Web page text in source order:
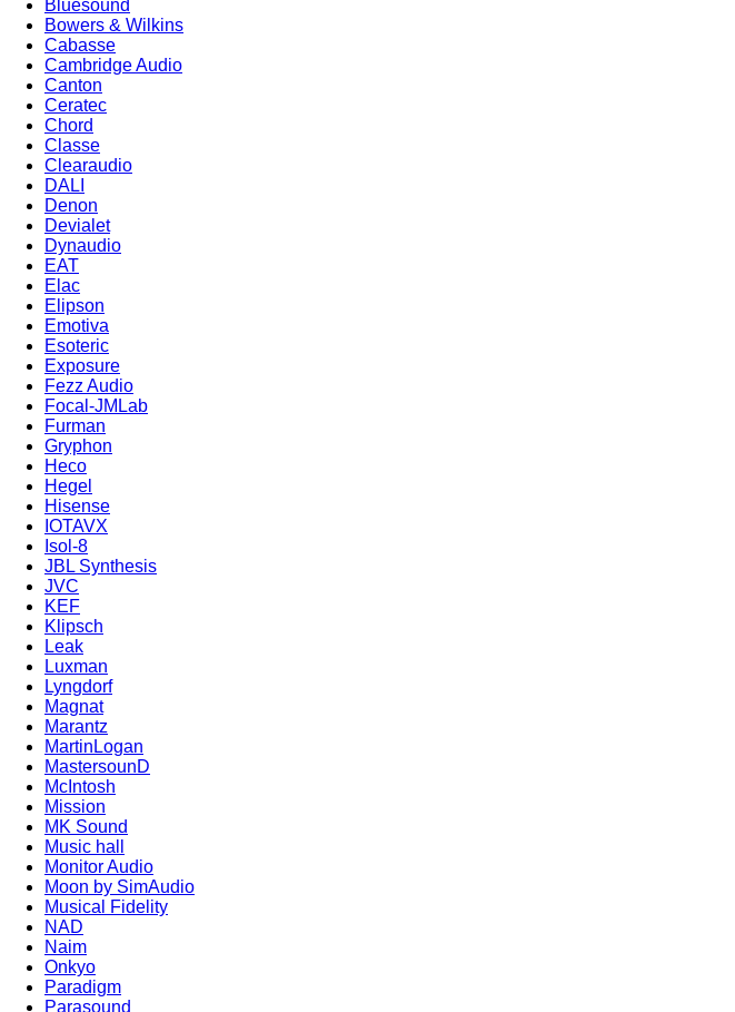
Bluesound
Bowers & Wilkins
Cabasse
Cambridge Audio
Canton
Ceratec
Chord
Classe
Clearaudio
DALI
Denon
Devialet
Dynaudio
EAT
Elac
Elipson
Emotiva
Esoteric
Exposure
Fezz Audio
Focal-JMLab
Furman
Gryphon
Heco
Hegel
Hisense
IOTAVX
Isol-8
JBL Synthesis
JVC
KEF
Klipsch
Leak
Luxman
Lyngdorf
Magnat
Marantz
MartinLogan
MastersounD
McIntosh
Mission
MK Sound
Music hall
Monitor Audio
Moon by SimAudio
Musical Fidelity
NAD
Naim
Onkyo
Paradigm
Parasound